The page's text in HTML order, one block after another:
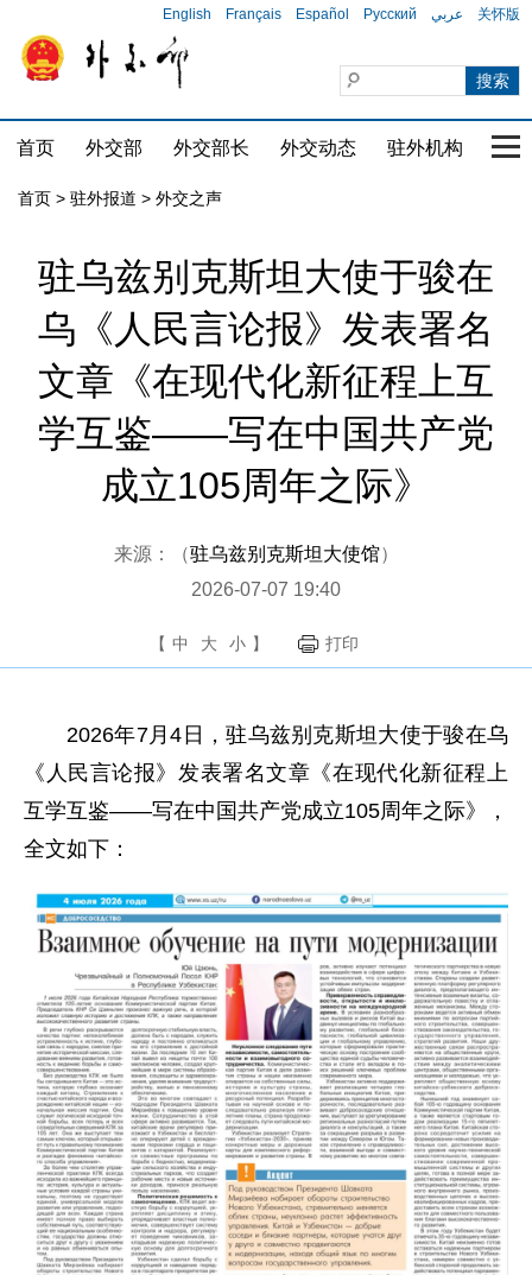
English Français Español Русский عربي 关怀版
首页 外交部 外交部长 外交动态 驻外机构 国
首页 > 驻外报道 > 外交之声
驻乌兹别克斯坦大使于骏在
乌《人民言论报》发表署名
文章《在现代化新征程上互
学互鉴——写在中国共产党
成立105周年之际》
来源：（驻乌兹别克斯坦大使馆）
2026-07-07 19:40
【 中 大 小 】 打印
2026年7月4日，驻乌兹别克斯坦大使于骏在乌
《人民言论报》发表署名文章《在现代化新征程上
互学互鉴——写在中国共产党成立105周年之际》，
全文如下：